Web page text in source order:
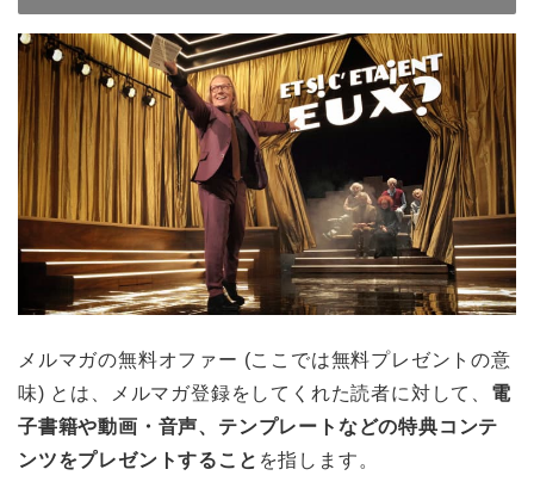
メルマガの無料オファー (ここでは無料プレゼントの意
味) とは、メルマガ登録をしてくれた読者に対して、 電
子書籍や動画・音声、テンプレートなどの特典コンテ
ンツをプレゼントすること を指します。